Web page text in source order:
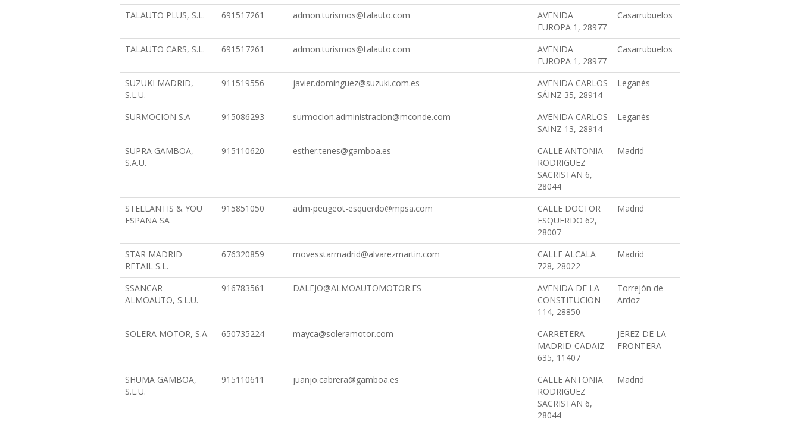
TALAUTO PLUS, S.L. 691517261 admon.turismos@talauto.com
AVENIDA
EUROPA 1, 28977
Casarrubuelos
TALAUTO CARS, S.L. 691517261 admon.turismos@talauto.com
AVENIDA
EUROPA 1, 28977
Casarrubuelos
SUZUKI MADRID,
S.L.U.
911519556 javier.dominguez@suzuki.com.es
AVENIDA CARLOS
SÁINZ 35, 28914
Leganés
SURMOCION S.A 915086293 surmocion.administracion@mconde.com
AVENIDA CARLOS
SAINZ 13, 28914
Leganés
SUPRA GAMBOA,
S.A.U.
915110620 esther.tenes@gamboa.es
CALLE ANTONIA
RODRIGUEZ
SACRISTAN 6,
28044
Madrid
STELLANTIS & YOU
ESPAÑA SA
915851050 adm-peugeot-esquerdo@mpsa.com
CALLE DOCTOR
ESQUERDO 62,
28007
Madrid
STAR MADRID
RETAIL S.L.
676320859 movesstarmadrid@alvarezmartin.com
CALLE ALCALA
728, 28022
Madrid
SSANCAR
ALMOAUTO, S.L.U.
916783561 DALEJO@ALMOAUTOMOTOR.ES
AVENIDA DE LA
CONSTITUCION
114, 28850
Torrejón de
Ardoz
SOLERA MOTOR, S.A. 650735224 mayca@soleramotor.com
CARRETERA
MADRID-CADAIZ
635, 11407
JEREZ DE LA
FRONTERA
SHUMA GAMBOA,
S.L.U.
915110611 juanjo.cabrera@gamboa.es
CALLE ANTONIA
RODRIGUEZ
SACRISTAN 6,
28044
Madrid